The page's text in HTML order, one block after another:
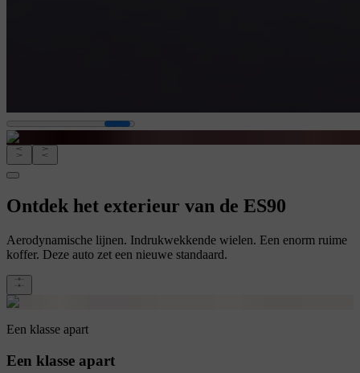
Ontdek het exterieur van de ES90
Aerodynamische lijnen. Indrukwekkende wielen. Een enorm ruime
koffer. Deze auto zet een nieuwe standaard.
Een klasse apart
Een klasse apart